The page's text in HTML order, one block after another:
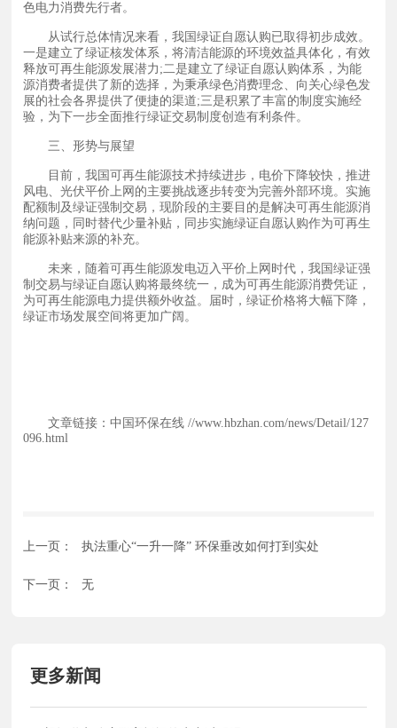
色电力消费先行者。
从试行总体情况来看，我国绿证自愿认购已取得初步成效。
一是建立了绿证核发体系，将清洁能源的环境效益具体化，有效
释放可再生能源发展潜力;二是建立了绿证自愿认购体系，为能
源消费者提供了新的选择，为秉承绿色消费理念、向关心绿色发
展的社会各界提供了便捷的渠道;三是积累了丰富的制度实施经
验，为下一步全面推行绿证交易制度创造有利条件。
三、形势与展望
目前，我国可再生能源技术持续进步，电价下降较快，推进
风电、光伏平价上网的主要挑战逐步转变为完善外部环境。实施
配额制及绿证强制交易，现阶段的主要目的是解决可再生能源消
纳问题，同时替代少量补贴，同步实施绿证自愿认购作为可再生
能源补贴来源的补充。
未来，随着可再生能源发电迈入平价上网时代，我国绿证强
制交易与绿证自愿认购将最终统一，成为可再生能源消费凭证，
为可再生能源电力提供额外收益。届时，绿证价格将大幅下降，
绿证市场发展空间将更加广阔。
文章链接：中国环保在线 //www.hbzhan.com/news/Detail/127
096.html
上一页： 执法重心“一升一降” 环保垂改如何打到实处
下一页： 无
更多新闻